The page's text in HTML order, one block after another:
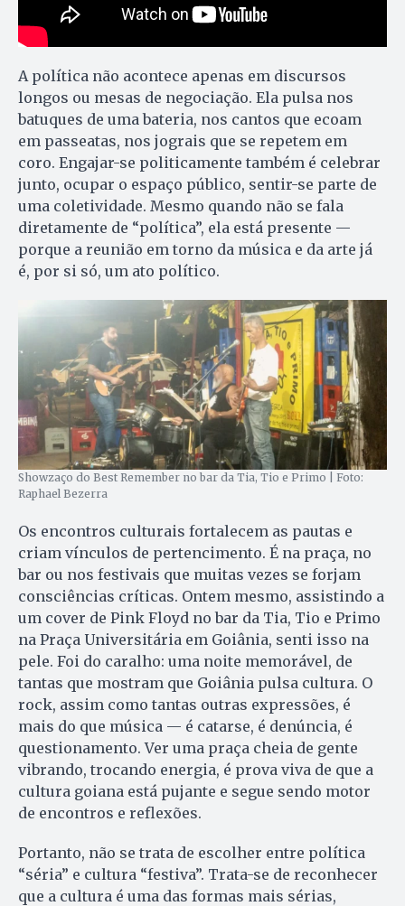
A política não acontece apenas em discursos
longos ou mesas de negociação. Ela pulsa nos
batuques de uma bateria, nos cantos que ecoam
em passeatas, nos jograis que se repetem em
coro. Engajar-se politicamente também é celebrar
junto, ocupar o espaço público, sentir-se parte de
uma coletividade. Mesmo quando não se fala
diretamente de “política”, ela está presente —
porque a reunião em torno da música e da arte já
é, por si só, um ato político.
Showzaço do Best Remember no bar da Tia, Tio e Primo | Foto:
Raphael Bezerra
Os encontros culturais fortalecem as pautas e
criam vínculos de pertencimento. É na praça, no
bar ou nos festivais que muitas vezes se forjam
consciências críticas. Ontem mesmo, assistindo a
um cover de Pink Floyd no bar da Tia, Tio e Primo
na Praça Universitária em Goiânia, senti isso na
pele. Foi do caralho: uma noite memorável, de
tantas que mostram que Goiânia pulsa cultura. O
rock, assim como tantas outras expressões, é
mais do que música — é catarse, é denúncia, é
questionamento. Ver uma praça cheia de gente
vibrando, trocando energia, é prova viva de que a
cultura goiana está pujante e segue sendo motor
de encontros e reflexões.
Portanto, não se trata de escolher entre política
“séria” e cultura “festiva”. Trata-se de reconhecer
que a cultura é uma das formas mais sérias,